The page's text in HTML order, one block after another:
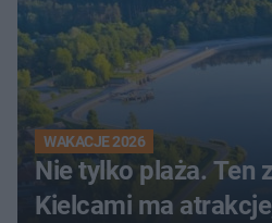
WAKACJE 2026
Nie tylko plaża. Ten
Kielcami ma